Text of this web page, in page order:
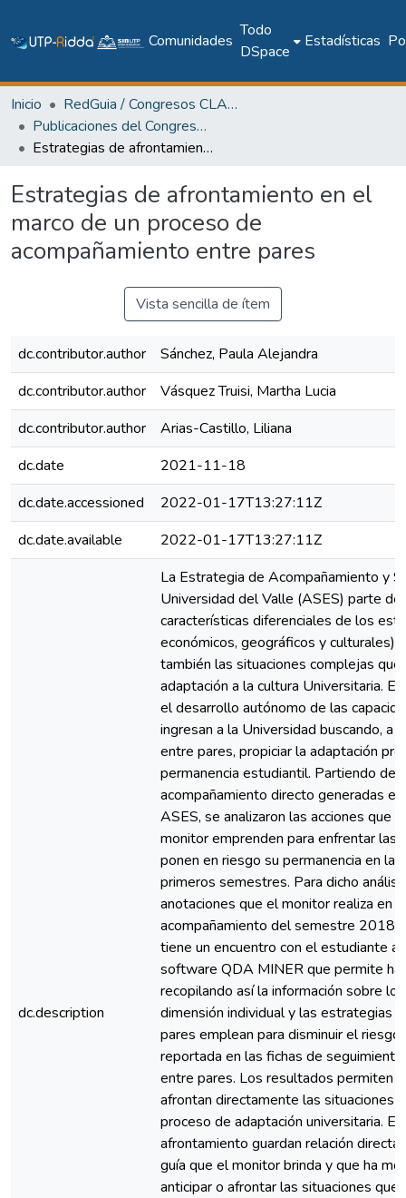
Comunidades
Todo
DSpace
Estadísticas
Inicio
RedGuia / Congresos CLABES
Publicaciones del Congreso Internacional CLABES
Estrategias de afrontamiento en el marco de un proceso de acompañamiento entre pares
Estrategias de afrontamiento en el
marco de un proceso de
acompañamiento entre pares
Vista sencilla de ítem
dc.contributor.author
Sánchez, Paula Alejandra
dc.contributor.author
Vásquez Truisi, Martha Lucia
dc.contributor.author
Arias-Castillo, Liliana
dc.date
2021-11-18
dc.date.accessioned
2022-01-17T13:27:11Z
dc.date.available
2022-01-17T13:27:11Z
dc.description
La Estrategia de Acompañamiento y
Universidad del Valle (ASES) parte de
características diferenciales de los
económicos, geográficos y culturales),
también las situaciones complejas
adaptación a la cultura Universitaria.
el desarrollo autónomo de las
ingresan a la Universidad buscando, a
entre pares, propiciar la adaptación
permanencia estudiantil. Partiendo de
acompañamiento directo generadas
ASES, se analizaron las acciones que
monitor emprenden para enfrentar las
ponen en riesgo su permanencia en la
primeros semestres. Para dicho
anotaciones que el monitor realiza en
acompañamiento del semestre 2018-
tiene un encuentro con el estudiante
software QDA MINER que permite
recopilando así la información sobre
dimensión individual y las estrategias
pares emplean para disminuir el
reportada en las fichas de
entre pares. Los resultados permiten
afrontan directamente las situaciones
proceso de adaptación universitaria.
afrontamiento guardan relación
guía que el monitor brinda y que ha
anticipar o afrontar las situaciones